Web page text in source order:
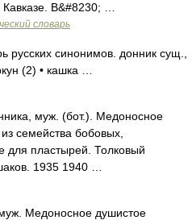
В&#8230; …
словарь
русских синонимов. донник сущ.,
(2) • кашка …
муж. (бот.). Медоносное
семейства бобовых,
пластырей. Толковый
1935 1940 …
Медоносное душистое